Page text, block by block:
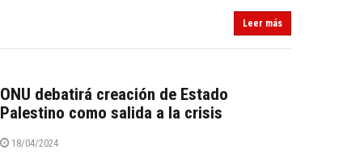
Leer más
ONU debatirá creación de Estado
Palestino como salida a la crisis
18/04/2024